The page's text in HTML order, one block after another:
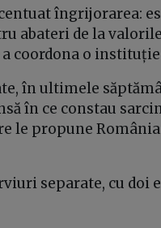
îngrijorarea:
abateri de la
coordona o
în ultimele
în ce constau
le propune
separate, cu